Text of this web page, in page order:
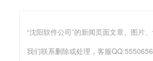
我们联系删除或处理，客服